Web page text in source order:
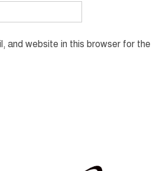
and website in this browser for the